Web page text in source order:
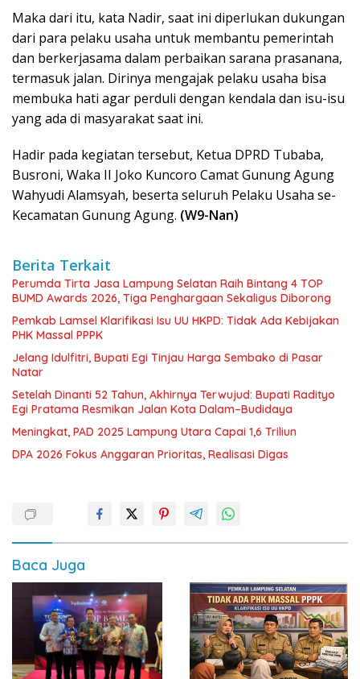
Maka dari itu, kata Nadir, saat ini diperlukan dukungan
dari para pelaku usaha untuk membantu pemerintah
dan berkerjasama dalam perbaikan sarana prasanana,
termasuk jalan. Dirinya mengajak pelaku usaha bisa
membuka hati agar perduli dengan kendala dan isu-isu
yang ada di masyarakat saat ini.
Hadir pada kegiatan tersebut, Ketua DPRD Tubaba,
Busroni, Waka II Joko Kuncoro Camat Gunung Agung
Wahyudi Alamsyah, beserta seluruh Pelaku Usaha se-
Kecamatan Gunung Agung. (W9-Nan)
Berita Terkait
Perumda Tirta Jasa Lampung Selatan Raih Bintang 4 TOP
BUMD Awards 2026, Tiga Penghargaan Sekaligus Diborong
Pemkab Lamsel Klarifikasi Isu UU HKPD: Tidak Ada Kebijakan
PHK Massal PPPK
Jelang Idulfitri, Bupati Egi Tinjau Harga Sembako di Pasar
Natar
Setelah Dinanti 52 Tahun, Akhirnya Terwujud: Bupati Radityo
Egi Pratama Resmikan Jalan Kota Dalam–Budidaya
Meningkat, PAD 2025 Lampung Utara Capai 1,6 Triliun
DPA 2026 Fokus Anggaran Prioritas, Realisasi Digas
Baca Juga